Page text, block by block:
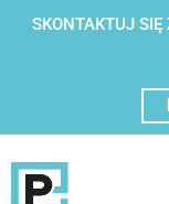
SKONTAKTUJ